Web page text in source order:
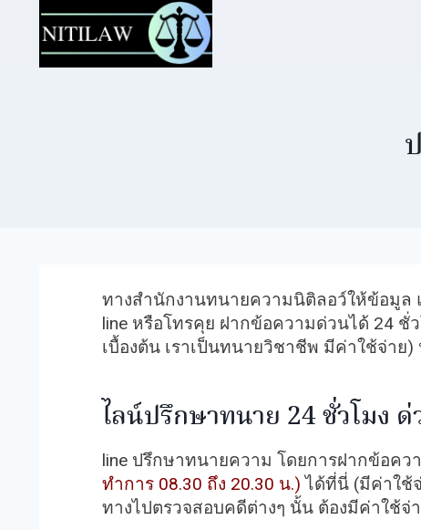
ทางสำนักงานทนายความนิติลอว์ให้ข้อมูล
line หรือโทรคุย ฝากข้อความด่วนได้ 24 ชั่
เบื้องต้น เราเป็นทนายวิชาชีพ มีค่าใช้จ่า
ไลน์ปรึกษาทนาย 24 ชั่วโมง
line ปรึกษาทนายความ โดยการฝากข้อคว
ทำการ 08.30 ถึง 20.30 น.) ได้ที่นี่ (มีค่าใช้
ทางไปตรวจสอบคดีต่างๆ นั้น ต้องมีค่าใช้จ่